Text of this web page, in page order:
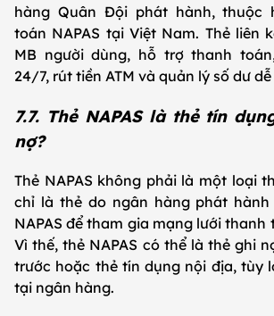
hàng Quân Đội phát hành, thuộc
toán NAPAS tại Việt Nam. Thẻ liên
MB người dùng, hỗ trợ thanh
24/7, rút tiền ATM và quản lý số dư
7.7. Thẻ NAPAS là thẻ tín
nợ?
Thẻ NAPAS không phải là một loại
chỉ là thẻ do ngân hàng phát
NAPAS để tham gia mạng lưới thanh
Vì thế, thẻ NAPAS có thể là thẻ ghi
trước hoặc thẻ tín dụng nội địa, tùy
tại ngân hàng.